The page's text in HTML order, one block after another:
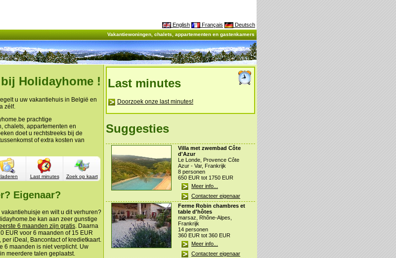
English Français Deutsch
Vakantiewoningen, chalets, appartementen en gastenkamers
Holidayhome !
u uw vakantiehuis in België en
zélf.
prachtige
chalets, appartementen en
doet u rechtstreeks bij de
of extra kosten van
Last minutes Zoek op kaart
Eigenaar?
vakantiehuisje en wilt u dit verhuren?
kan aan zeer gunstige
6 maanden zijn gratis. Daarna
EUR voor 6 maanden of 15 EUR
per iDeal, Bancontact of kredietkaart.
6 maanden is niet verplicht. Uw
meerdere talen geplaatst.
Last minutes
Doorzoek onze last minutes!
Suggesties
Villa met zwembad Côte
d'Azur
Le Londe, Provence Côte
Azur - Var, Frankrijk
8 personen
650 EUR tot 1750 EUR
Meer info...
Contacteer eigenaar
Ferme Robin chambres et
table d'hôtes
marsaz, Rhône-Alpes,
Frankrijk
14 personen
360 EUR tot 360 EUR
Meer info...
Contacteer eigenaar